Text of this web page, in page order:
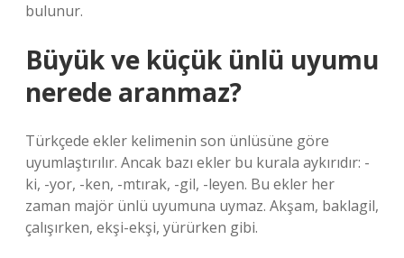
bulunur.
Büyük ve küçük ünlü uyumu
nerede aranmaz?
Türkçede ekler kelimenin son ünlüsüne göre
uyumlaştırılır. Ancak bazı ekler bu kurala aykırıdır: -
ki, -yor, -ken, -mtırak, -gil, -leyen. Bu ekler her
zaman majör ünlü uyumuna uymaz. Akşam, baklagil,
çalışırken, ekşi-ekşi, yürürken gibi.